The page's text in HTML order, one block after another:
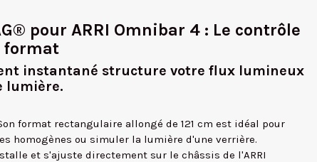
pour ARRI Omnibar 4 : Le contrôle
format
instantané structure votre flux lumineux
lumière.
format rectangulaire allongé de 121 cm est idéal pour
homogènes ou simuler la lumière d'une verrière.
et s'ajuste directement sur le châssis de l'ARRI